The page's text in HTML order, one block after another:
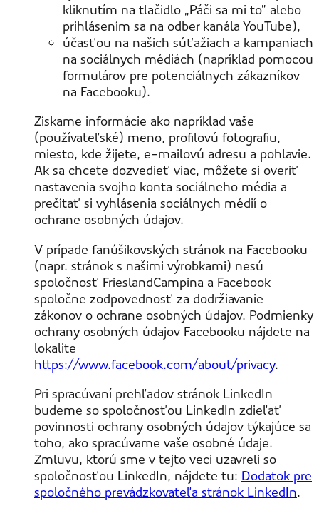
kliknutím na tlačidlo „Páči sa mi to” alebo
prihlásením sa na odber kanála YouTube),
účasťou na našich súťažiach a kampaniach
na sociálnych médiách (napríklad pomocou
formulárov pre potenciálnych zákazníkov
na Facebooku).
Získame informácie ako napríklad vaše
(používateľské) meno, profilovú fotografiu,
miesto, kde žijete, e-mailovú adresu a pohlavie.
Ak sa chcete dozvedieť viac, môžete si overiť
nastavenia svojho konta sociálneho média a
prečítať si vyhlásenia sociálnych médií o
ochrane osobných údajov.
V prípade fanúšikovských stránok na Facebooku
(napr. stránok s našimi výrobkami) nesú
spoločnosť FrieslandCampina a Facebook
spoločne zodpovednosť za dodržiavanie
zákonov o ochrane osobných údajov. Podmienky
ochrany osobných údajov Facebooku nájdete na
lokalite
https://www.facebook.com/about/privacy.
Pri spracúvaní prehľadov stránok LinkedIn
budeme so spoločnosťou LinkedIn zdieľať
povinnosti ochrany osobných údajov týkajúce sa
toho, ako spracúvame vaše osobné údaje.
Zmluvu, ktorú sme v tejto veci uzavreli so
spoločnosťou LinkedIn, nájdete tu: Dodatok pre
spoločného prevádzkovateľa stránok LinkedIn.